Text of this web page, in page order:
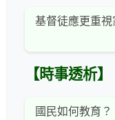
基督徒應更重視
【時事透析】
國民如何教育？